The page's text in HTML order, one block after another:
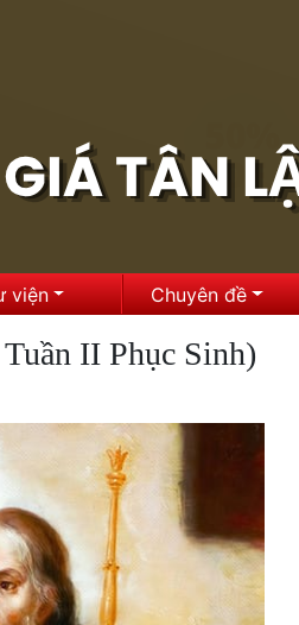
viện Chuyên đề
II Phục Sinh)